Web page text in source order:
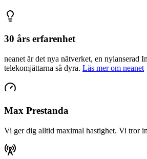
30 års erfarenhet
neanet är det nya nätverket, en nylanserad
telekomjättarna så dyra. Läs mer om neanet
Max Prestanda
Vi ger dig alltid maximal hastighet. Vi tror